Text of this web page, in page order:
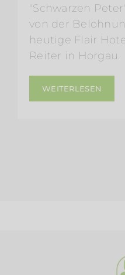
"Schwarzen
von der
heutige Flair
Reiter in Horgau.
WEITERLESEN